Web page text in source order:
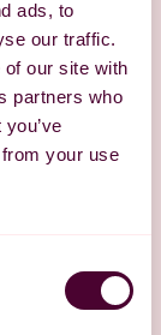
ads, to
our traffic.
our site with
partners who
your use